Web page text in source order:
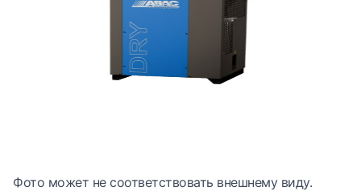
Фото может не соответствовать внешнему виду.